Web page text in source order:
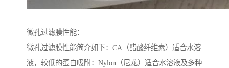
微孔过滤膜性能：
微孔过滤膜性能简介如下：CA（醋酸纤维素）适合水溶
液，较低的蛋白吸附：Nylon（尼龙）适合水溶液及多种